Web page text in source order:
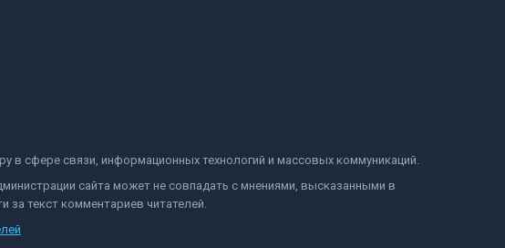
в сфере связи, информационных технологий и массовых коммуникаций.
сайта может не совпадать с мнениями, высказанными в
за текст комментариев читателей.